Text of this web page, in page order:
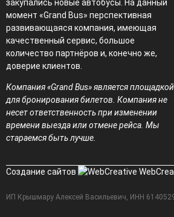
закупались новые автобусы. На данный
момент «Grand Bus» перспективная
развивающаяся компания, имеющая
качественный сервис, большое
количество партнёров и, конечно же,
доверие клиентов.
Компания «Grand Bus» является площадкой
для бронирования билетов. Компания не
несет ответственность при изменении
времени выезда или отмене рейса. Мы
стараемся быть лучше.
Создание сайтов
ИП Крышмару Алексей Васильевич, ИНН